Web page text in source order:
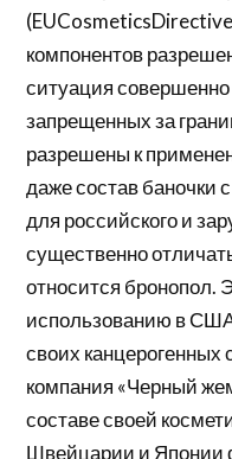
компонентов
ситуация
запрещенных за
разрешены к
даже состав баночки
для российского и
существенно
относится бронопол.
использованию в
своих канцерогенных
компания «Черный
составе своей
Швейцарии и Японии